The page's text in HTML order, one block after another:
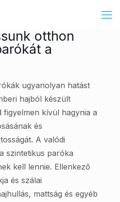
otthon
a
ugyanolyan hatást
hajból készült
figyelmen kívül hagynia a
és
A valódi
szintetikus paróka
kell lennie. Ellenkező
és szálai
mattság és egyéb